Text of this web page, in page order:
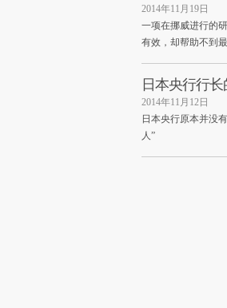
2014年11月19日
一项在挪威进行的
有效，却帮助不到
日本央行行
2014年11月12日
日本央行原本并没
人”